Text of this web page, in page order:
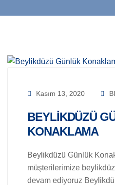
Kasım 13, 2020
BEYLIKDÜZÜ
KONAKLAMA
Beylikdüzü Günlük
müşterilerimize
devam ediyoruz